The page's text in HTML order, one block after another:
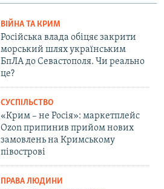
ВІЙНА ТА КРИМ
Російська влада обіцяє закрити
морський шлях українським
БпЛА до Севастополя. Чи реально
це?
СУСПІЛЬСТВО
«Крим – не Росія»: маркетплейс
Ozon припинив прийом нових
замовлень на Кримському
півострові
ПРАВА ЛЮДИНИ